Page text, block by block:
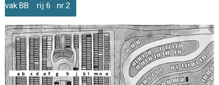
vak BB rij 6 nr.2